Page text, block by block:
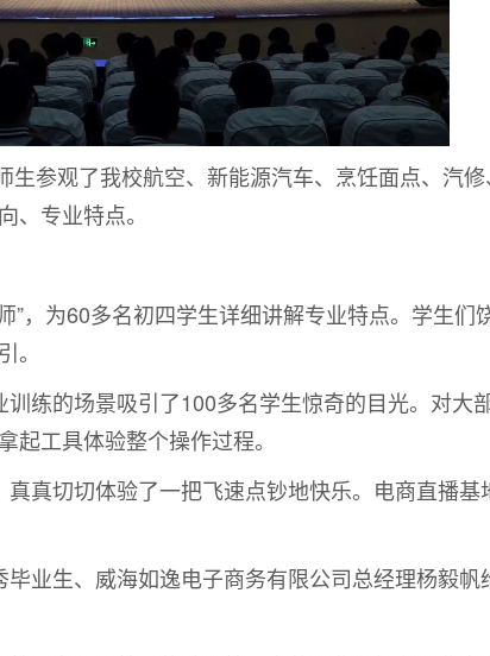
参观了我校航空、新能源汽车、烹饪面点、汽
、专业特点。
为60多名初四学生详细讲解专业特点。学生们
。
的场景吸引了100多名学生惊奇的目光。对大
工具体验整个操作过程。
切切体验了一把飞速点钞地快乐。电商直播基
生、威海如逸电子商务有限公司总经理杨毅帆